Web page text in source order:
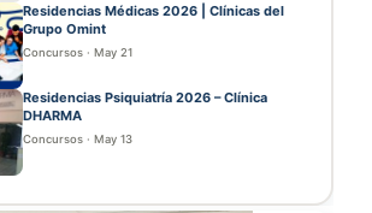
Residencias Médicas 2026 | Clínicas del
Grupo Omint
Concursos · May 21
Residencias Psiquiatría 2026 – Clínica
DHARMA
Concursos · May 13